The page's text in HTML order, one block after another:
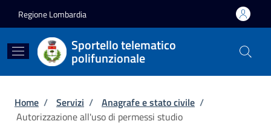
Regione Lombardia
Sportello telematico
polifunzionale
Briciole di pane
Home / Servizi / Anagrafe e stato civile /
Autorizzazione all'uso di permessi studio